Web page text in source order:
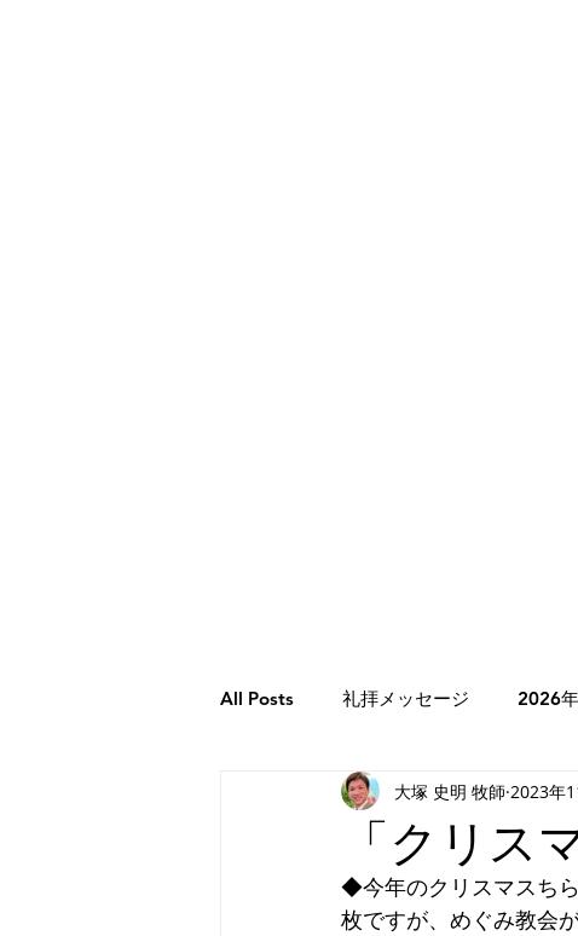
All Posts 礼拝メッセージ 2026
牧師のコラム 2026年牧師のコ
2023年牧師のコラム 創世記
「クリス
大塚 史明 牧師 2023年
◆今年のクリスマスち
枚ですが、めぐみ教会